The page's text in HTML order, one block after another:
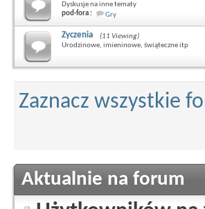
Dyskusje na inne tematy
pod-fora :
Gry
Zyczenia
(11 Viewing)
Urodzinowe, imieninowe, świąteczne itp
Zaznacz wszystkie
Aktualnie na forum